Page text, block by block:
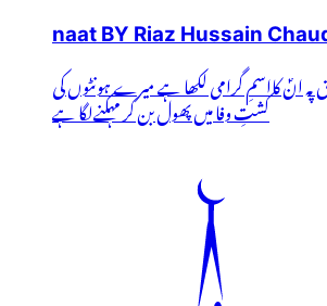
naat BY Riaz Hussain
انؐ کااسمِ گرامی لکھا ہے میرے ہونٹوں کی
کشتِ وفا میں پھول بن کر مہکنےلگا ہے